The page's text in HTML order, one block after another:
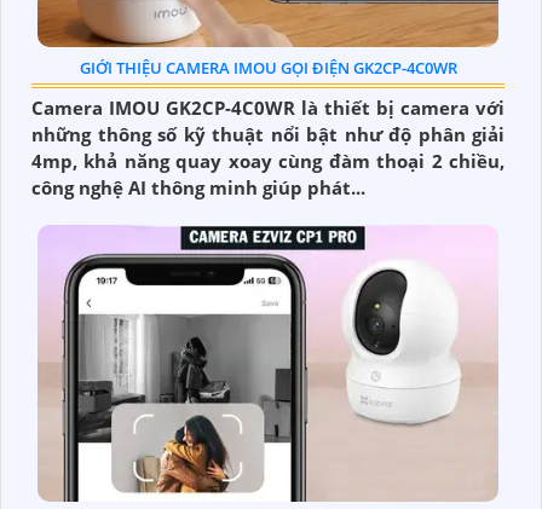
GIỚI THIỆU CAMERA IMOU GỌI ĐIỆN GK2CP-4C0WR
Camera IMOU GK2CP-4C0WR là thiết bị camera với
những thông số kỹ thuật nổi bật như độ phân giải
4mp, khả năng quay xoay cùng đàm thoại 2 chiều,
công nghệ AI thông minh giúp phát...